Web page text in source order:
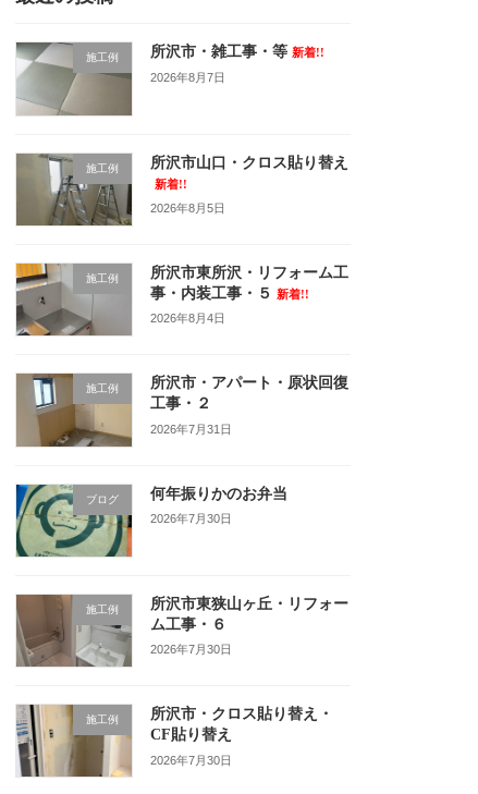
施工例 所沢市・雑工事・等 新着!!
2026年8月7日
施工例 所沢市山口・クロス貼り替え
新着!!
2026年8月5日
施工例
所沢市東所沢・リフォーム工
事・内装工事・５
新着!!
2026年8月4日
施工例
所沢市・アパート・原状回復
工事・２
2026年7月31日
ブログ 何年振りかのお弁当
2026年7月30日
施工例
所沢市東狭山ヶ丘・リフォー
ム工事・６
2026年7月30日
施工例
所沢市・クロス貼り替え・
CF貼り替え
2026年7月30日